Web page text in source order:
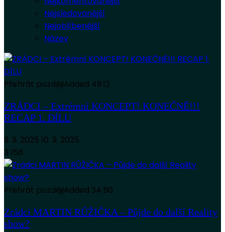
Nejsledovanější
Nejoblíbenější
Název
Přehrát pozdějiAdded 49:12
ZRÁDCI – Extrémní KONCEPT! KONEČNĚ!!!
RECAP 1. DÍLU
9. 9. 2025 10. 9. 2025
3 156
Přehrát pozdějiAdded 34:50
Zrádci MARTIN RŮŽIČKA – Půjde do další Reality
show?